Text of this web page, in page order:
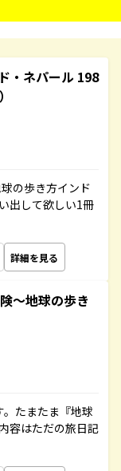
・ネパール 198
の歩き方インド
出して欲しい1冊
詳細を見る
～地球の歩き
たまたま『地球
容はただの旅日記